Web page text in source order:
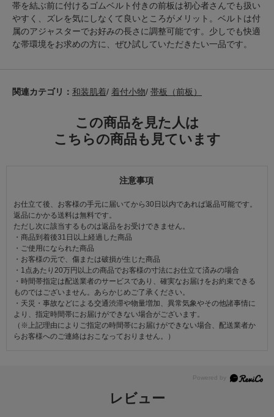
帯を結ぶ前に付けるゴムベルト付きの前板は初心者さんでも扱い
やすく、ズレを気にしなくて良いところがメリット。ベルトは付
属のアジャスターでお好みの長さに調整可能です。少しでも快適
な帯環境をお求めの方に、ぜひ試していただきたい一品です。
関連カテゴリ： 和装肌着/ 着付小物/ 帯板（前板）
この商品を見た人は
こちらの商品も見ています
注意事項
お仕立て後、お客様の手元に届いてから30日以内であれば返品可能です。
返品にかかる送料は無料です。
ただし次に該当するものは返品をお受けできません。
・商品到着後31日以上経過した商品
・ご使用になられた商品
・お客様の元で、傷または破損が生じた商品
・1点あたり20万円以上の商品でお客様の寸法にお仕立て済みの場合
・時間帯指定は配送業者のサービスであり、確実なお届けをお約束できる
ものではございません。あらかじめご了承ください。
・天災・事故などによる交通渋滞や物量増加、異常気象やその他諸事情に
より、指定時間帯にお届けができない場合がございます。
（※上記理由によりご指定の時間帯にお届けができない場合、配送業者か
らお客様へのご連絡はおこなっておりません。）
レビュー